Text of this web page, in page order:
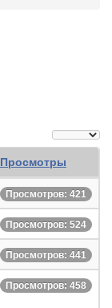
Кол-во
Просмотры
Просмотров: 421
Просмотров: 524
Просмотров: 441
Просмотров: 458